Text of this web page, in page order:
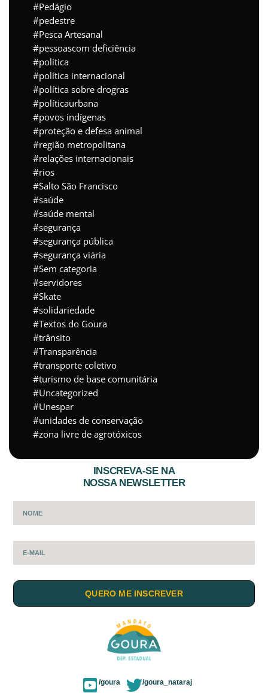
Pedágio
pedestre
Pesca Artesanal
pessoascom deficiência
política
política internacional
política sobre drogras
políticaurbana
povos indígenas
proteção e defesa animal
região metropolitana
relações internacionais
rios
Salto São Francisco
saúde
saúde mental
segurança
segurança pública
segurança viária
Sem categoria
servidores
Skate
solidariedade
Textos do Goura
trânsito
Transparência
transporte coletivo
turismo de base comunitária
Uncategorized
Unespar
unidades de conservação
zona livre de agrotóxicos
INSCREVA-SE NA
NOSSA NEWSLETTER
QUERO ME INSCREVER
/goura /goura_nataraj